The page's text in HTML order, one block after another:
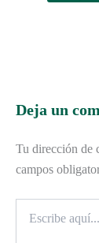
Deja un
Tu dirección de
campos
aquí...